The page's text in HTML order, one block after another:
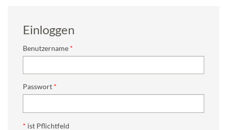
Einloggen
Benutzername
Passwort
* ist Pflichtfeld